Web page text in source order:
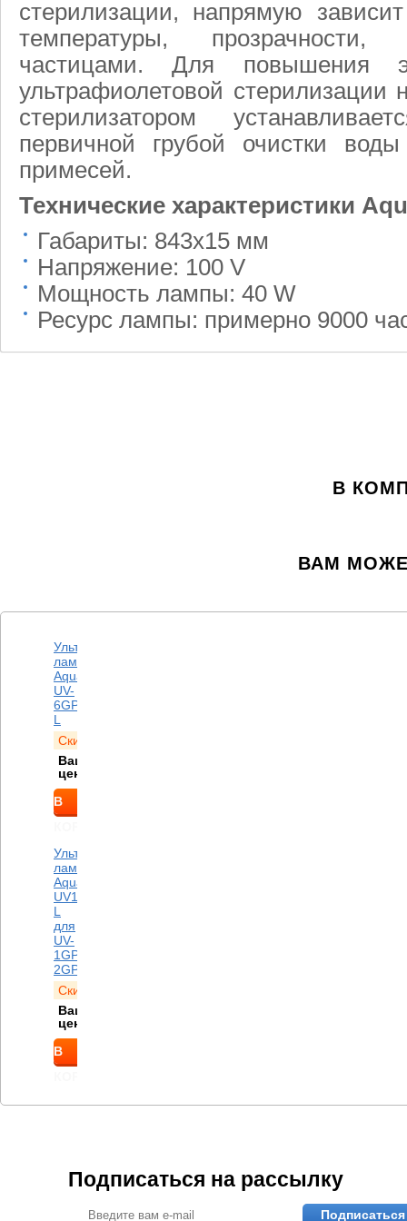
стерилизации, напрямую
температуры, прозрачности,
частицами. Для повышения
ультрафиолетовой стерилизации
стерилизатором
первичной грубой очистки
примесей.
Технические характеристики
Габариты: 843х15 мм
Напряжение: 100 V
Мощность лампы: 40 W
Ресурс лампы: примерно 9000
В
ВАМ
Ультрафиолетовая
лампа
Aquapro
UV-
6GPM-
L
Скидка
Ваша
цена
В
Ультрафиолетовая
лампа
AquaPro
UV1-
L
для
UV-
1GPM-
2GPM
Скидка
Ваша
цена
В
Подписаться на рассылку
Подписаться